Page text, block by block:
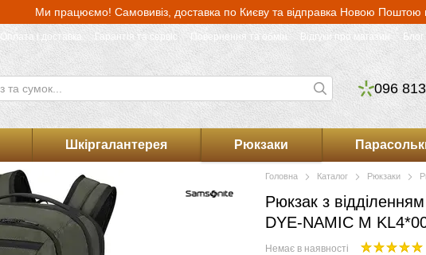
Ми працюємо! Самовивіз, доставка по Києву та відправка Новою Поштою
Оплата і доставка Гарантія та сервіс Повернення та обмін Відгуки про магазин Блог
096
Шкіргалантерея Рюкзаки
Головна Каталог Рюкзаки
Рюкзак з
DYE-NAMIC M
Немає в наявності